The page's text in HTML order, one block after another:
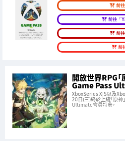
前
前往「
前
前
開放世界RPG「
Game Pass
XboxSeries X|S以及
20日(三)終於上綫「原神
Ultimate會員特典。